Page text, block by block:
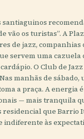
santiaguinos
vão os turistas”. A
de jazz, companhias
servem uma cazuela
O Club de
manhãs de sábado,
a praça. A energia é
— mais tranquila
residencial que Barrio
indiferente às